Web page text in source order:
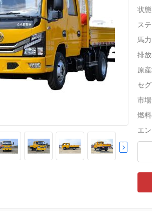
状態
ス
馬力
排
原
セ
市
燃
エ